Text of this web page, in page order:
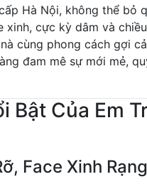
Hà Nội, không thể bỏ
xinh, cực kỳ dâm và
cùng phong cách gợi
đam mê sự mới mẻ,
Bật Của Em
Face Xinh